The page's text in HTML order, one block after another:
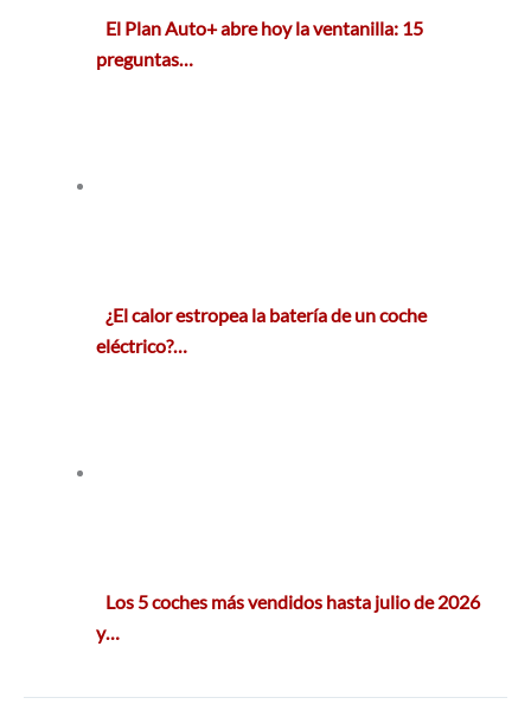
El Plan Auto+ abre hoy la ventanilla: 15
preguntas…
¿El calor estropea la batería de un coche
eléctrico?…
Los 5 coches más vendidos hasta julio de 2026
y…